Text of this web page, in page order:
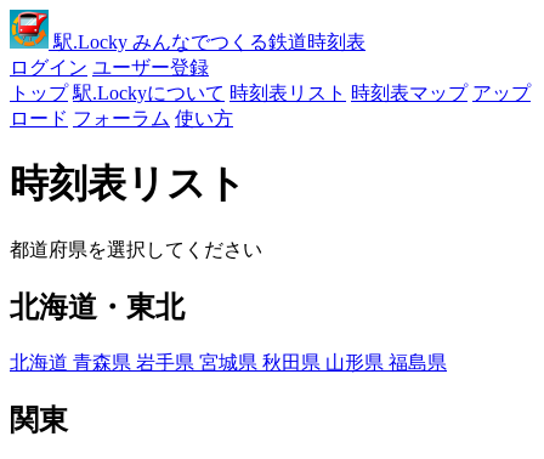
駅.Locky みんなでつくる鉄道時刻表
ログイン ユーザー登録
トップ 駅.Lockyについて 時刻表リスト 時刻表マップ アップ
ロード フォーラム 使い方
時刻表リスト
都道府県を選択してください
北海道・東北
北海道 青森県 岩手県 宮城県 秋田県 山形県 福島県
関東